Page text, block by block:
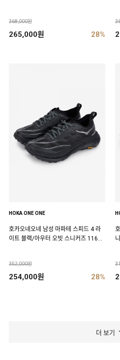
368,000원
265,000원 28%
HOKA ONE ONE
호카오네오네 남성 마파테 스피드 4 라
이트 블랙/아우터 오빗 스니커즈 11684
352,000원
254,000원 28%
더 보기